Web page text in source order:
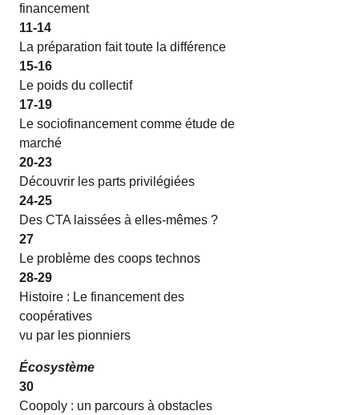
financement
11-14
La préparation fait toute la différence
15-16
Le poids du collectif
17-19
Le sociofinancement comme étude de
marché
20-23
Découvrir les parts privilégiées
24-25
Des CTA laissées à elles-mêmes ?
27
Le problème des coops technos
28-29
Histoire : Le financement des
coopératives
vu par les pionniers
Écosystème
30
Coopoly : un parcours à obstacles